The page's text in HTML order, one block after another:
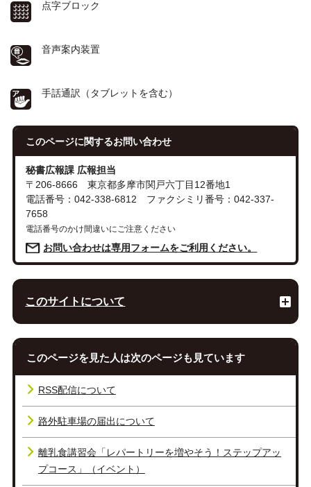
点字ブロック
音声案内装置
手話通訳（タブレットを含む）
このページに関するお問い合わせ
秘書広報課 広報担当
〒206-8666 東京都多摩市関戸六丁目12番地1
電話番号：042-338-6812 ファクシミリ番号：042-337-
7658
電話番号のかけ間違いにご注意ください
お問い合わせは専用フォームをご利用ください。
このサイトについて
このページを見た人は次のページも見ています
RSS配信について
路外駐車場の届出について
離乳食講習会「レパートリーを増やそう！ステップアッ
プコース」（イベント）